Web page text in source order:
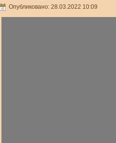
Опубликовано: 28.03.2022 10:09